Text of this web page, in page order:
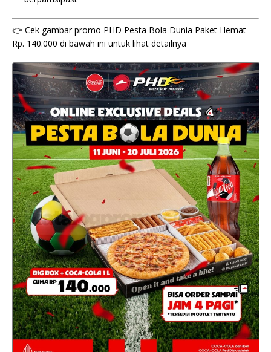
👉 Cek gambar promo PHD Pesta Bola Dunia Paket Hemat
Rp. 140.000 di bawah ini untuk lihat detailnya